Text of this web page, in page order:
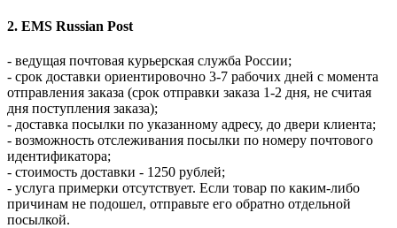
2. EMS Russian Post
- ведущая почтовая курьерская служба России;
- срок доставки ориентировочно 3-7 рабочих дней с момента
отправления заказа (срок отправки заказа 1-2 дня, не считая
дня поступления заказа);
- доставка посылки по указанному адресу, до двери клиента;
- возможность отслеживания посылки по номеру почтового
идентификатора;
- стоимость доставки - 1250 рублей;
- услуга примерки отсутствует. Если товар по каким-либо
причинам не подошел, отправьте его обратно отдельной
посылкой.